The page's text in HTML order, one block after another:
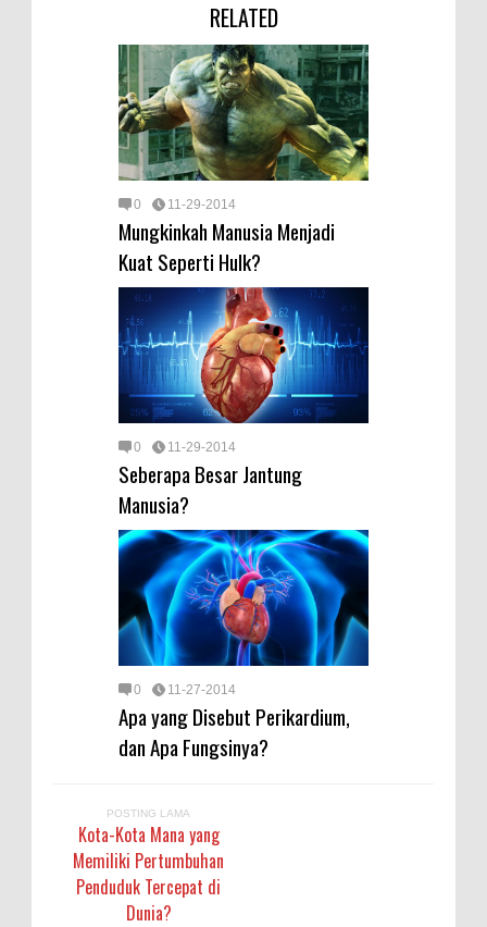
RELATED
0 11-29-2014
Mungkinkah Manusia Menjadi
Kuat Seperti Hulk?
0 11-29-2014
Seberapa Besar Jantung
Manusia?
0 11-27-2014
Apa yang Disebut Perikardium,
dan Apa Fungsinya?
POSTING LAMA
Kota-Kota Mana yang
Memiliki Pertumbuhan
Penduduk Tercepat di
Dunia?